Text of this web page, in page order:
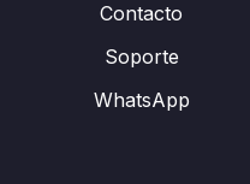
Contacto
Soporte
WhatsApp